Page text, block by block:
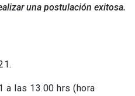
una postulación exitosa.
a las 13.00 hrs (hora